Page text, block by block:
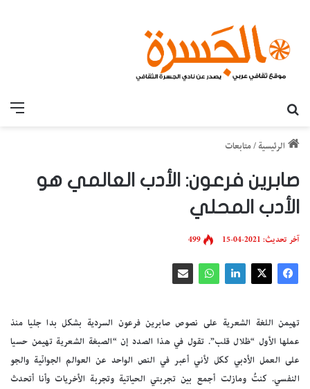
الرئيسية /متابعات
صابرين فرعون: الأدب العالمي هو
الأدب المحلي
آخر تحديث: 2021-04-15 499
تهيمن اللغة الشعرية على نصوص صابرين فرعون السردية بشكل بدا جليا منذ
عملها الأول “ظلال قلب”. تقول في هذا الصدد إن “الصبغة الشعرية تهيمن حسيا
على العمل الأدبي ككل لأني أعبر في النص الواحد عن العوالم الجوانّية والجو
النفسي. كنتُ ومازلت أجمع بين تجربتي الحياتية وتجربة الأخريات وأنا أتحدث